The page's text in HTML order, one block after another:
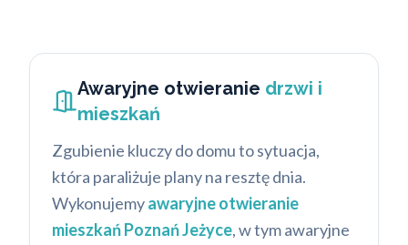
Awaryjne otwieranie drzwi i
mieszkań
Zgubienie kluczy do domu to sytuacja,
która paraliżuje plany na resztę dnia.
Wykonujemyawaryjne otwieranie
mieszkań Poznań Jeżyce, w tym awaryjne